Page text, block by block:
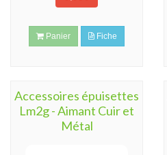
Panier Fiche
Accessoires épuisettes
Lm2g - Aimant Cuir et
Métal